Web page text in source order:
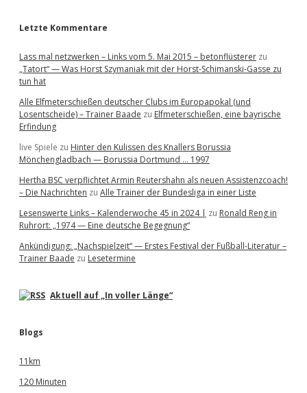
Letzte Kommentare
Lass mal netzwerken – Links vom 5. Mai 2015 – betonflüsterer zu
„Tatort“ — Was Horst Szymaniak mit der Horst-Schimanski-Gasse zu
tun hat
Alle Elfmeterschießen deutscher Clubs im Europapokal (und
Losentscheide) – Trainer Baade zu Elfmeterschießen, eine bayrische
Erfindung
live Spiele zu Hinter den Kulissen des Knallers Borussia
Mönchengladbach — Borussia Dortmund … 1997
Hertha BSC verpflichtet Armin Reutershahn als neuen Assistenzcoach!
– Die Nachrichten zu Alle Trainer der Bundesliga in einer Liste
Lesenswerte Links – Kalenderwoche 45 in 2024 | zu Ronald Reng in
Ruhrort: „1974 — Eine deutsche Begegnung“
Ankündigung: „Nachspielzeit“ — Erstes Festival der Fußball-Literatur –
Trainer Baade zu Lesetermine
Aktuell auf „In voller Länge“
Blogs
11km
120 Minuten